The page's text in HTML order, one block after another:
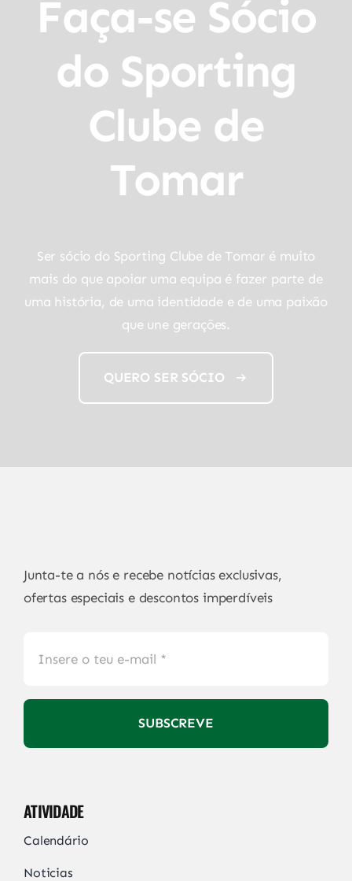
Faça-se Sócio
do Sporting
Clube de
Tomar
Ser sócio do Sporting Clube de Tomar é muito
mais do que apoiar uma equipa é fazer parte de
uma história, de uma identidade e de uma paixão
que une gerações.
QUERO SER SÓCIO
Junta-te a nós e recebe notícias exclusivas,
ofertas especiais e descontos imperdíveis
SUBSCREVE
ATIVIDADE
Calendário
Noticias